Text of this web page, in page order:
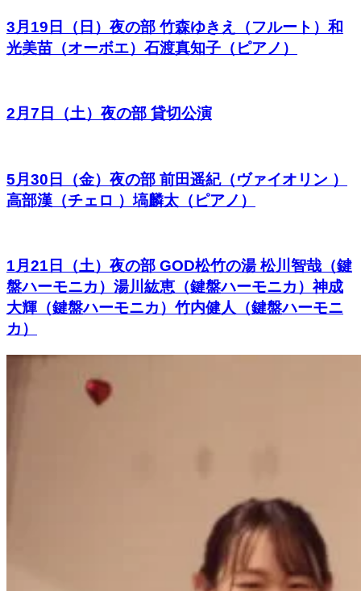
3月19日（日）夜の部 竹森ゆきえ（フルート）和
光美苗（オーボエ）石渡真知子（ピアノ）
2月7日（土）夜の部 貸切公演
5月30日（金）夜の部 前田遥紀（ヴァイオリン ）
高部漢（チェロ ）塙麟太（ピアノ）
1月21日（土）夜の部 GOD松竹の湯 松川智哉（鍵
盤ハーモニカ）湯川紘恵（鍵盤ハーモニカ）神成
大輝（鍵盤ハーモニカ）竹内健人（鍵盤ハーモニ
カ）